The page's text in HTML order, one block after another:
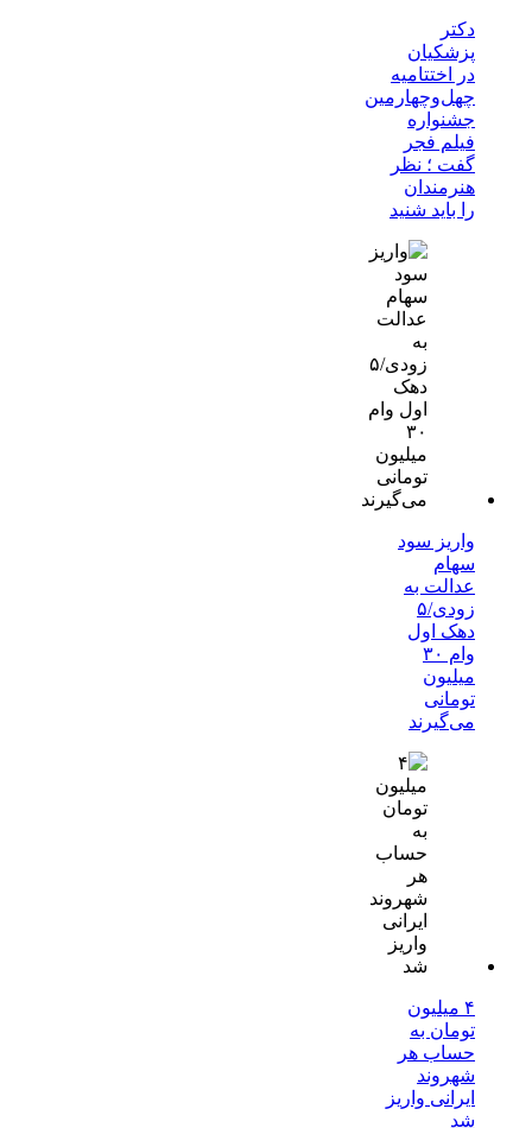
دکتر
پزشکیان
در اختتامیه
چهل‌وچهارمین
جشنواره
فیلم فجر
گفت ؛ نظر
هنرمندان
را باید شنید
واریز سود
سهام
عدالت به
زودی/۵
دهک اول
وام ۳۰
میلیون
تومانی
می‌گیرند
۴ میلیون
تومان به
حساب هر
شهروند
ایرانی واریز
شد